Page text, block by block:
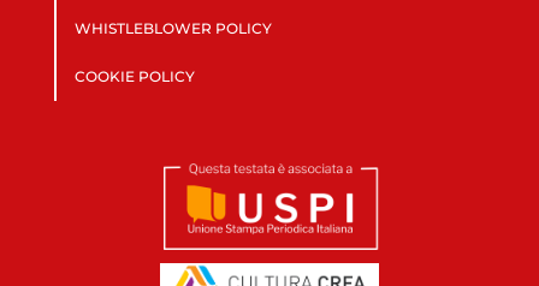
WHISTLEBLOWER POLICY
COOKIE POLICY